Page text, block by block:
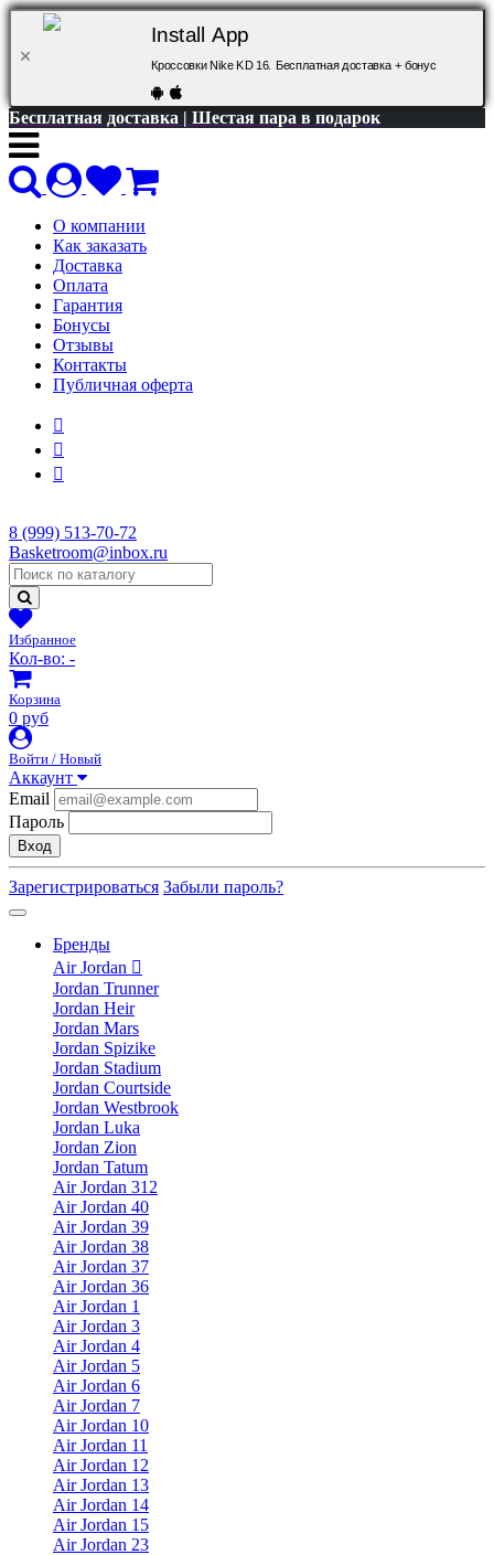
Install App
Кроссовки Nike KD 16. Бесплатная доставка + бонус
Бесплатная доставка | Шестая пара в подарок
О компании
Как заказать
Доставка
Оплата
Гарантия
Бонусы
Отзывы
Контакты
Публичная оферта
8 (999) 513-70-72
Basketroom@inbox.ru
Избранное
Кол-во: -
Корзина
0 руб
Войти / Новый
Аккаунт
Email
Пароль
Вход
Зарегистрироваться Забыли пароль?
Бренды
Air Jordan
Jordan Trunner
Jordan Heir
Jordan Mars
Jordan Spizike
Jordan Stadium
Jordan Courtside
Jordan Westbrook
Jordan Luka
Jordan Zion
Jordan Tatum
Air Jordan 312
Air Jordan 40
Air Jordan 39
Air Jordan 38
Air Jordan 37
Air Jordan 36
Air Jordan 1
Air Jordan 3
Air Jordan 4
Air Jordan 5
Air Jordan 6
Air Jordan 7
Air Jordan 10
Air Jordan 11
Air Jordan 12
Air Jordan 13
Air Jordan 14
Air Jordan 15
Air Jordan 23